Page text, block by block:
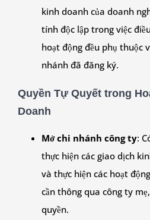
kinh doanh của doanh
tính độc lập trong việc
hoạt động đều phụ thuộc
nhánh đã đăng ký.
Quyền Tự Quyết trong
Doanh
Mở chi nhánh công ty:
thực hiện các giao dịch
và thực hiện các hoạt
cần thông qua công ty
quyền.